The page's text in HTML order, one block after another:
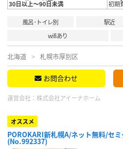
30日以上～90日未満 初期
風呂･トイレ別 駅近
wifiあり
北海道 札幌市厚別区
お問合わせ
運営会社： 株式会社アイーナホーム
オススメ
POROKARI新札幌A/ネット無料/セ
(No.992337)